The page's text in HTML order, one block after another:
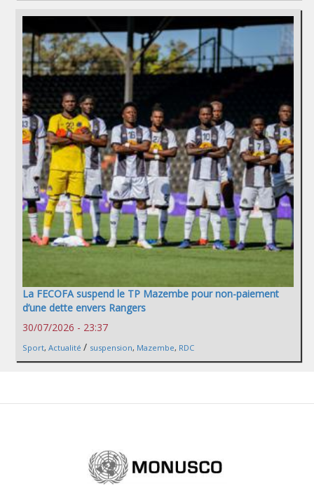
La FECOFA suspend le TP Mazembe pour non-paiement
d’une dette envers Rangers
30/07/2026 - 23:37
Sport, Actualité / suspension, Mazembe, RDC